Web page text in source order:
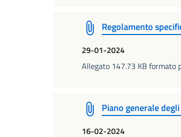
Regolamento
29-01-2024
Allegato 147.73 KB formato
Piano generale
16-02-2024